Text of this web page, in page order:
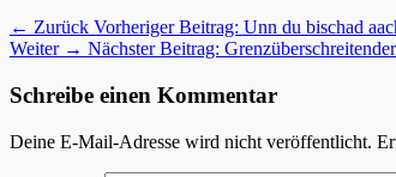
← Zurück Vorheriger Beitrag: Unn du bischad
Weiter → Nächster Beitrag:
Schreibe einen Kommentar
Deine E-Mail-Adresse wird nicht veröffentlicht.